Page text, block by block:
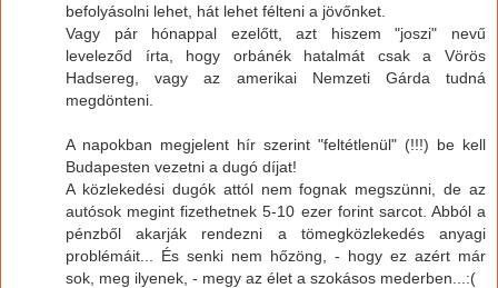
befolyásolni lehet, hát lehet félteni a jövőnket.
Vagy pár hónappal ezelőtt, azt hiszem "joszi" nevű
leveleződ írta, hogy orbánék hatalmát csak a Vörös
Hadsereg, vagy az amerikai Nemzeti Gárda tudná
megdönteni.
A napokban megjelent hír szerint "feltétlenül" (!!!) be kell
Budapesten vezetni a dugó díjat!
A közlekedési dugók attól nem fognak megszünni, de az
autósok megint fizethetnek 5-10 ezer forint sarcot. Abból a
pénzből akarják rendezni a tömegközlekedés anyagi
problémáit... És senki nem hőzöng, - hogy ez azért már
sok, meg ilyenek, - megy az élet a szokásos mederben...:(